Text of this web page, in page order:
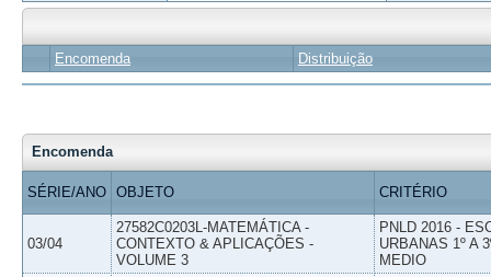
Encomenda Distribuição
Encomenda
SÉRIE/ANO OBJETO CRITÉRIO
03/04
27582C0203L-MATEMÁTICA -
CONTEXTO & APLICAÇÕES -
VOLUME 3
PNLD 2016 -
URBANAS 1º A
MEDIO